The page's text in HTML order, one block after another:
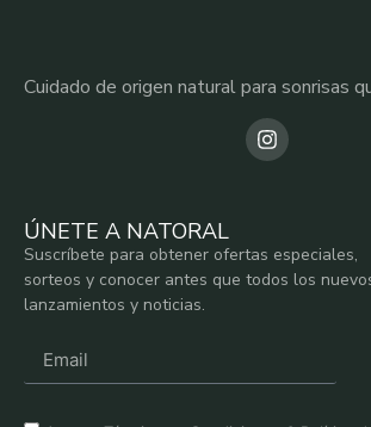
Cuidado de origen natural para sonrisas
ÚNETE A NATORAL
Suscríbete para obtener ofertas especiales,
sorteos y conocer antes que todos los
lanzamientos y noticias.